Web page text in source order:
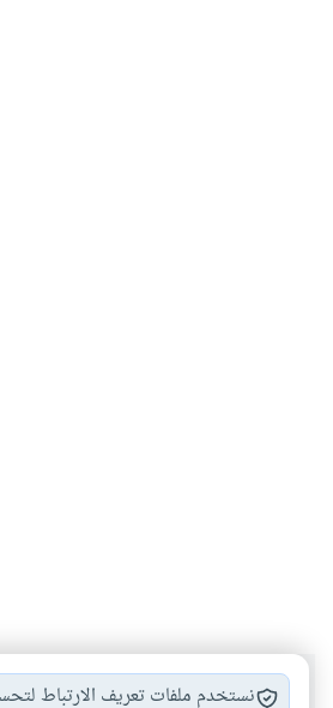
نستخدم ملفات تعريف الارتباط